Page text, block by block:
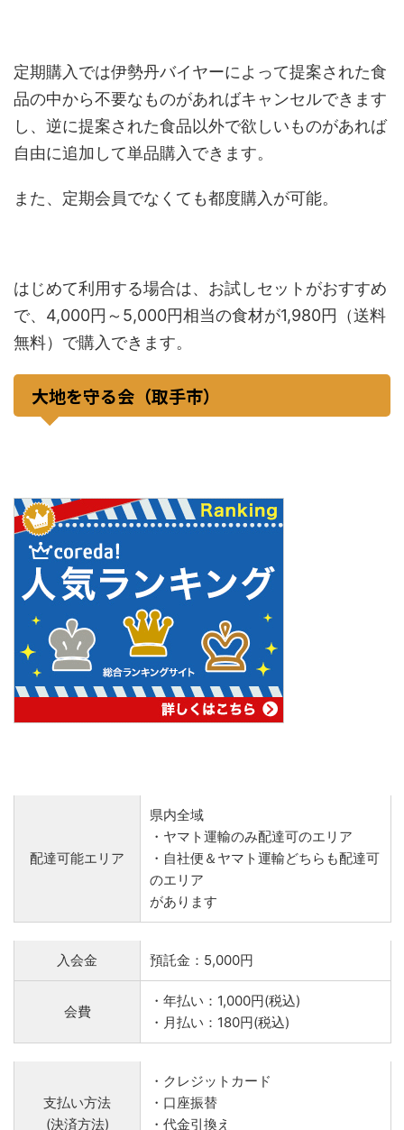
定期購入では伊勢丹バイヤーによって提案された食
品の中から不要なものがあればキャンセルできます
し、逆に提案された食品以外で欲しいものがあれば
自由に追加して単品購入できます。
また、定期会員でなくても都度購入が可能。
はじめて利用する場合は、お試しセットがおすすめ
で、4,000円～5,000円相当の食材が1,980円（送料
無料）で購入できます。
大地を守る会（取手市）
配達可能エリア
県内全域
・ヤマト運輸のみ配達可のエリア
・自社便＆ヤマト運輸どちらも配達可
のエリア
があります
入会金 預託金：5,000円
会費
・年払い：1,000円(税込)
・月払い：180円(税込)
支払い方法
(決済方法)
・クレジットカード
・口座振替
・代金引換え